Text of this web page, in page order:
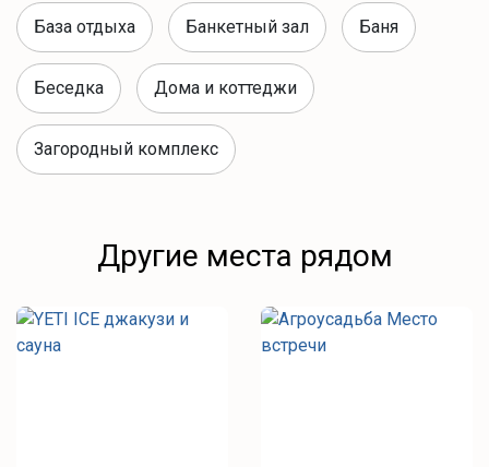
База отдыха Банкетный зал Баня
Беседка Дома и коттеджи
Загородный комплекс
Другие места рядом